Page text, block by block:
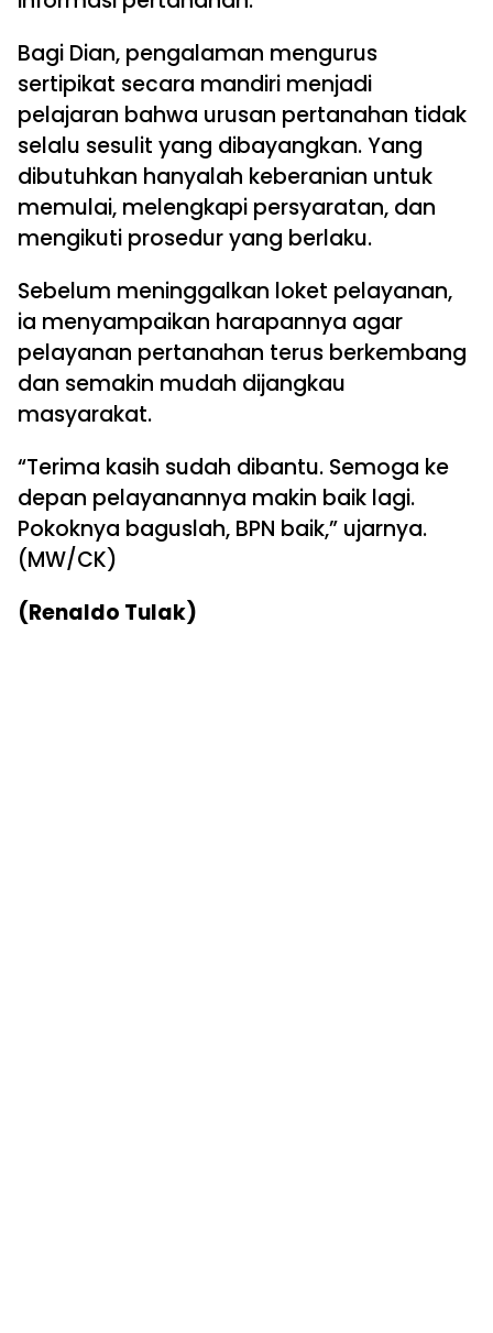
Bagi Dian, pengalaman mengurus
sertipikat secara mandiri menjadi
pelajaran bahwa urusan pertanahan tidak
selalu sesulit yang dibayangkan. Yang
dibutuhkan hanyalah keberanian untuk
memulai, melengkapi persyaratan, dan
mengikuti prosedur yang berlaku.
Sebelum meninggalkan loket pelayanan,
ia menyampaikan harapannya agar
pelayanan pertanahan terus berkembang
dan semakin mudah dijangkau
masyarakat.
“Terima kasih sudah dibantu. Semoga ke
depan pelayanannya makin baik lagi.
Pokoknya baguslah, BPN baik,” ujarnya.
(MW/CK)
(Renaldo Tulak)